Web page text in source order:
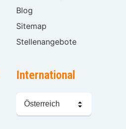
Blog
Sitemap
Stellenangebote
International
Sprache
wählen